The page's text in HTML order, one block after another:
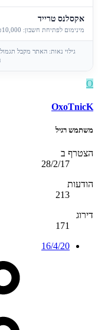
אקסלנס טרייד
מינימום לפתיחת חשבון: ₪10,000
גילוי נאות: האתר מקבל
O
OxoTnicK
משתמש רגיל
הצטרף ב
28/2/17
הודעות
213
דירוג
171
16/4/20